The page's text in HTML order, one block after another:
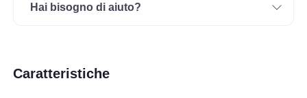
Hai bisogno di aiuto?
Caratteristiche